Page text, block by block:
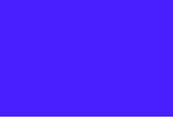
COSA FARE